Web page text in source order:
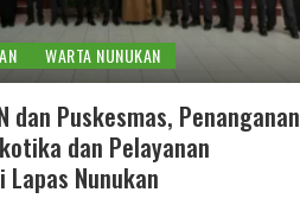
WARTA NUNUKAN
dan Puskesmas, Penanganan
dan Pelayanan
Nunukan